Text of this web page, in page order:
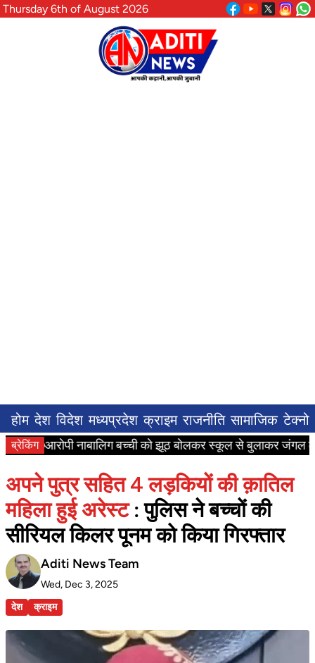
Thursday 6th of August 2026
होम देश विदेश मध्यप्रदेश क्राइम राजनीति सामाजिक
ब्रेकिंगआरोपी नाबालिग बच्ची को झूठ बोलकर स्कूल से बुलाकर जंगल ले
अपने पुत्र सहित 4 लड़कियों की क़ातिल
महिला हुई अरेस्ट: पुलिस ने बच्चों की
सीरियल किलर पूनम को किया गिरफ्तार
Aditi News Team
Wed, Dec 3, 2025
देश
क्राइम